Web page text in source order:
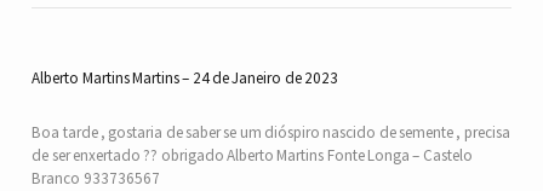
Alberto Martins Martins 24 de Janeiro de 2023
Boa tarde , gostaria de saber se um dióspiro nascido de semente , precisa
de ser enxertado ?? obrigado Alberto Martins Fonte Longa – Castelo
Branco 933736567